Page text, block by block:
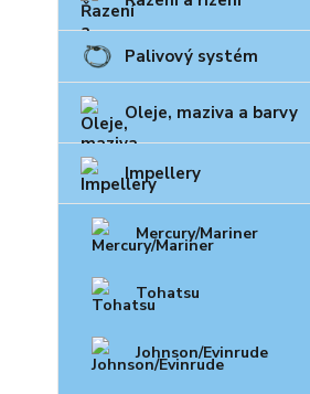
Palivový systém
Oleje, maziva a barvy
Impellery
Mercury/Mariner
Tohatsu
Johnson/Evinrude